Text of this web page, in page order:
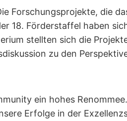
Forschungsprojekte, die
18. Förderstaffel haben
stellten sich die
zu den
ein hohes
Erfolge in der